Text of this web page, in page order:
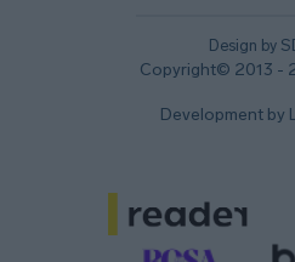
Design by
Copyright© 2013 -
Development by